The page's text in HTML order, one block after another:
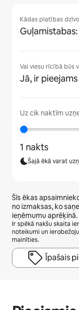
Kādas platības
Vai viesu rīcībā būs
Jā, ir
Uz cik naktīm
1 nakts
Šajā ēkā varat
Šīs ēkas
no izmaksas, ko
ieņēmumu aprēķinā.
Ir spēkā nakšu skaita
noteikumi un
mainīties.
Īpašais